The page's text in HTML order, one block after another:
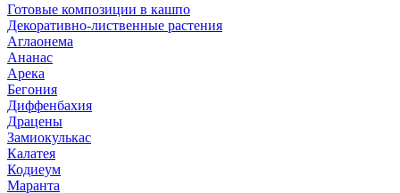
Готовые композиции в кашпо
Декоративно-лиственные растения
Аглаонема
Ананас
Арека
Бегония
Диффенбахия
Драцены
Замиокулькас
Калатея
Кодиеум
Маранта